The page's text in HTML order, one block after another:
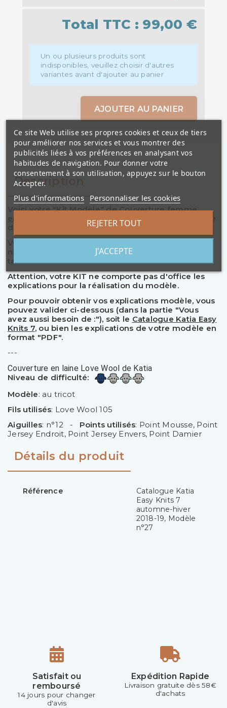
Total TTC : 99,00 €
Un ou plusieurs produits sont
indisponibles, veuillez choisir d'autres
variantes avant d'ajouter au panier
AJOUTER AU PANIER
Description
Voici votre "Kit Modèle" deCouverturefemme
en Love Wool de Katia.C'est un modèle Katia facile
de mi saison ou hiver, à réaliser au tricot.
nécessaires pour la réalisation, suivant la ou les
tailles.
Attention, votre KIT ne comporte pas d'office les
explications pour la réalisation du modèle.
Pour pouvoir obtenir vos explications modèle, vous
pouvez valider ci-dessous (dans la partie "Vous
avez aussi besoin de :"), soit le Catalogue Katia Easy
Knits 7, ou bien les explications de votre modèle en
format "PDF".
---
Couverture en laine Love Wool de Katia
Niveau de difficulté:
Modèle: au tricot
Fils utilisés: Love Wool 105
Aiguilles: n°12 - Points utilisés: Point Mousse, Point
Jersey Endroit, Point Jersey Envers, Point Damier
Détails du produit
Référence
Catalogue Katia
Easy Knits 7
automne-hiver
2018-19, Modèle
n°27
Satisfait ou
remboursé
14 jours pour changer
d'avis
Expédition Rapide
Livraison gratuite dès 58€
d'achats
Ce site Web utilise ses propres cookies et ceux de tiers
pour améliorer nos services et vous montrer des
publicités liées à vos préférences en analysant vos
habitudes de navigation. Pour donner votre
consentement à son utilisation, appuyez sur le bouton
Accepter.
Plus d'informations Personnaliser les cookies
REJETER TOUT
J'ACCEPTE